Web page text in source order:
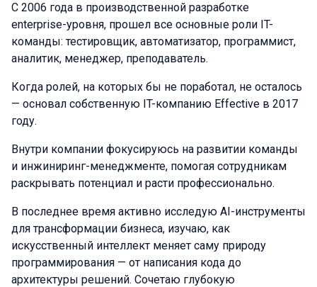
С 2006 года в производственной разработке
enterprise-уровня, прошел все основные роли IT-
команды: тестировщик, автоматизатор, программист,
аналитик, менеджер, преподаватель.
Когда ролей, на которых бы не поработал, не осталось
— основал собственную IT-компанию Effective в 2017
году.
Внутри компании фокусируюсь на развитии команды
и инжиниринг-менеджменте, помогая сотрудникам
раскрывать потенциал и расти профессионально.
В последнее время активно исследую AI-инструменты
для трансформации бизнеса, изучаю, как
искусственный интеллект меняет саму природу
программирования — от написания кода до
архитектуры решений. Сочетаю глубокую